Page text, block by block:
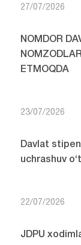
27/07/2026
NOMDOR
ETMOQDA
23/07/2026
Davlat
uchrashuv
22/07/2026
JDPU